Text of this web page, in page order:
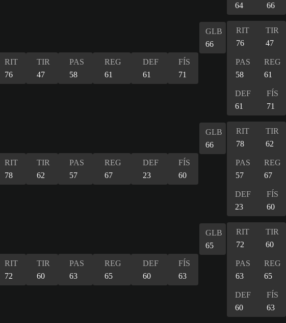
64
66
RIT
76
TIR
47
PAS
58
REG
61
DEF
61
FÍS
71
GLB
66
RIT
76
TIR
47
PAS
58
REG
61
DEF
61
FÍS
71
RIT
78
TIR
62
PAS
57
REG
67
DEF
23
FÍS
60
GLB
66
RIT
78
TIR
62
PAS
57
REG
67
DEF
23
FÍS
60
RIT
72
TIR
60
PAS
63
REG
65
DEF
60
FÍS
63
GLB
65
RIT
72
TIR
60
PAS
63
REG
65
DEF
60
FÍS
63